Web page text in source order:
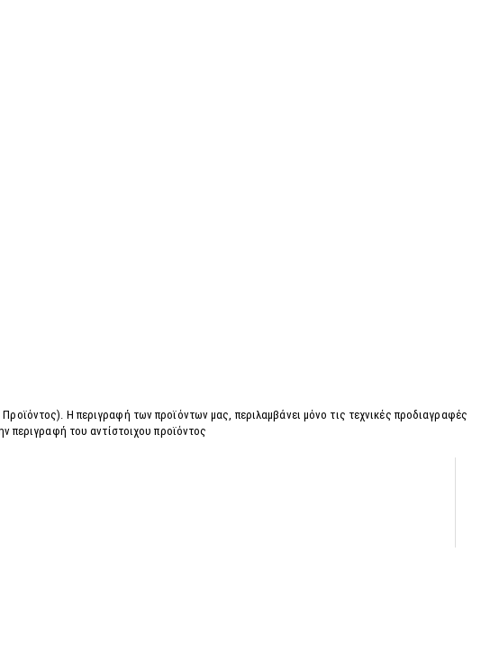
Η περιγραφή των προϊόντων μας, περιλαμβάνει μόνο τις τεχνικές προδιαγραφές
περιγραφή του αντίστοιχου προϊόντος